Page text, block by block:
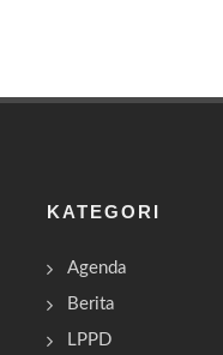
KATEGORI
Agenda
Berita
LPPD